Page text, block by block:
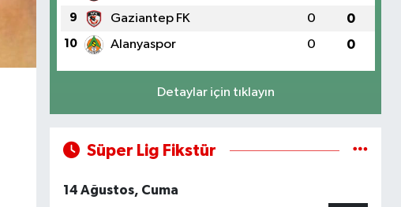
9 Gaziantep FK 0 0
10 Alanyaspor 0 0
Detaylar için tıklayın
Süper Lig Fikstür
14 Ağustos, Cuma